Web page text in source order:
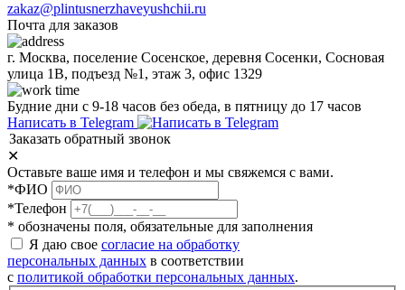
zakaz@plintusnerzhaveyushchii.ru
Почта для заказов
г. Москва, поселение Сосенское, деревня Сосенки, Сосновая
улица 1В, подъезд №1, этаж 3, офис 1329
Будние дни с 9-18 часов без обеда, в пятницу до 17 часов
Написать в Telegram
Заказать обратный звонок
✕
Оставьте ваше имя и телефон и мы свяжемся с вами.
*ФИО
*Телефон
* обозначены поля, обязательные для заполнения
Я даю свое согласие на обработку
персональных данных в соответствии
с политикой обработки персональных данных.